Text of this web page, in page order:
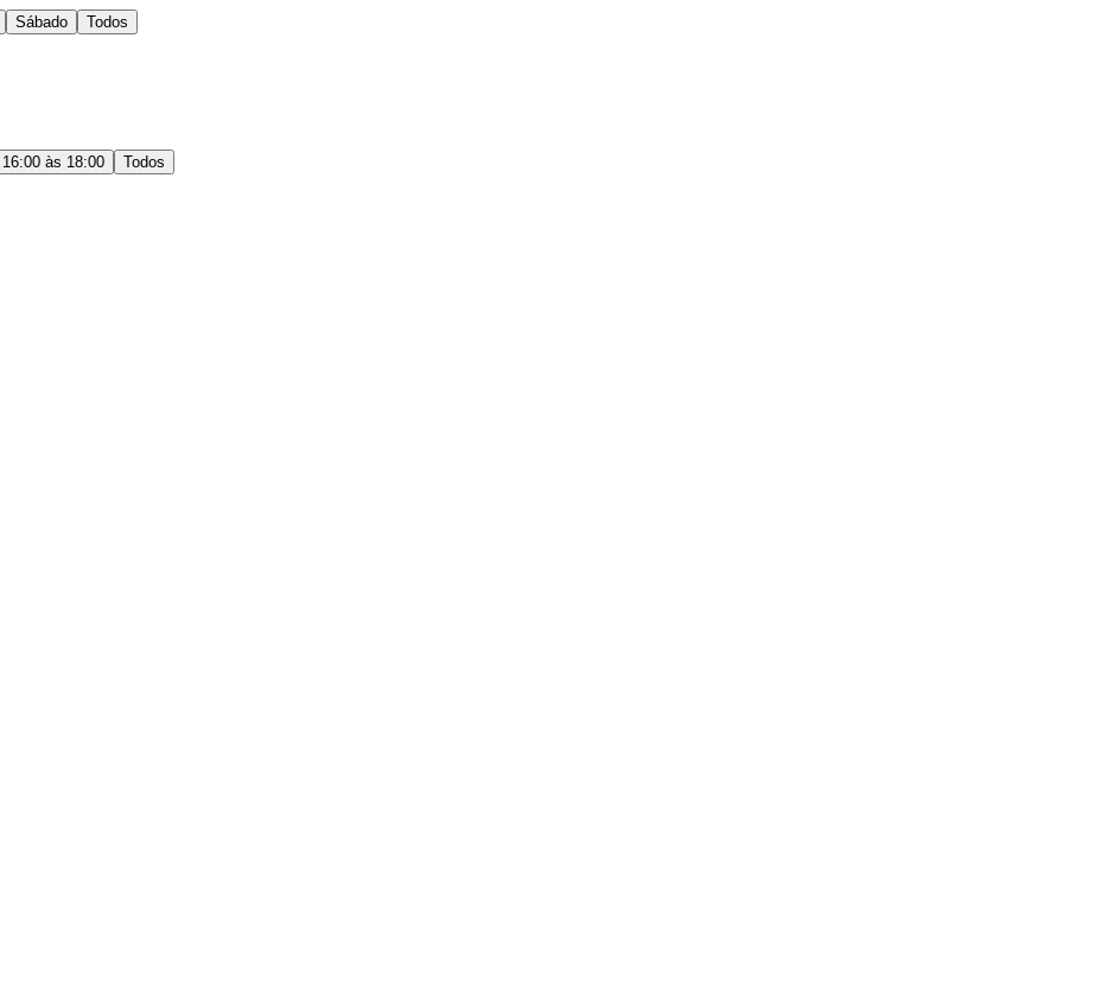
Sábado Todos
16:00 às 18:00 Todos